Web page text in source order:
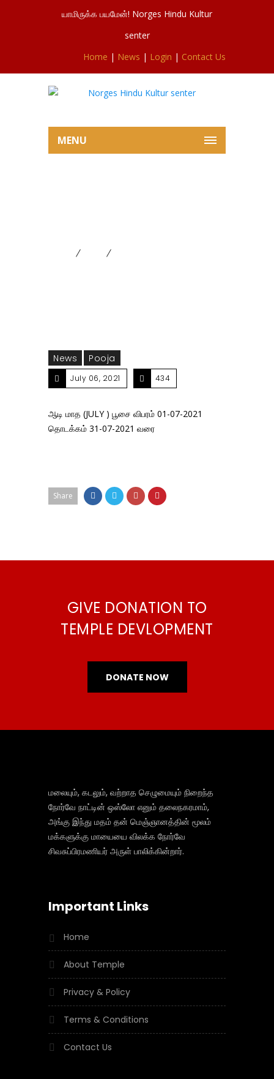
யாமிருக்க பயமேன்! Norges Hindu Kultur
senter
Home | News | Login | Contact Us
MENU
News Pooja
July 06, 2021 434
ஆடி மாத (JULY ) பூசை விபரம் 01-07-2021
தொடக்கம் 31-07-2021 வரை
Share
GIVE DONATION TO
TEMPLE DEVLOPMENT
DONATE NOW
மலையும், கடலும், வற்றாத செழுமையும் நிறைந்த
நோர்வே நாட்டின் ஒஸ்லோ எனும் தலைநகரமாம்,
அங்கு இந்து மதம் தன் மெஞ்ஞானத்தின் மூலம்
மக்களுக்கு மாயையை விலக்க நோர்வே
சிவசுப்பிரமணியர் அருள் பாலிக்கின்றார்.
Important Links
Home
About Temple
Privacy & Policy
Terms & Conditions
Contact Us